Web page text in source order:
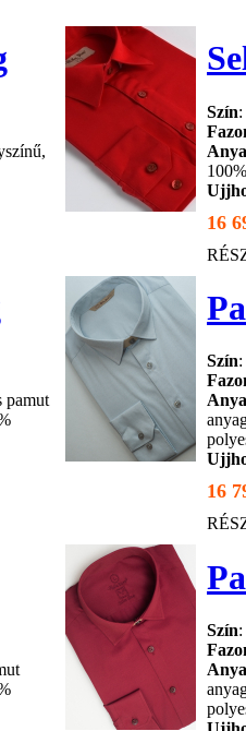
Szín
16
pamut
Szín
16
Szín